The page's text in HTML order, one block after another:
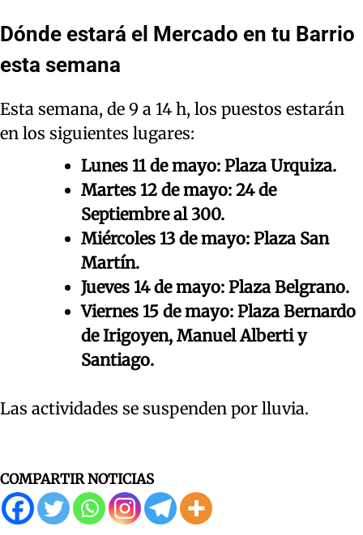
Dónde estará el Mercado en tu Barrio
esta semana
Esta semana, de 9 a 14 h, los puestos estarán
en los siguientes lugares:
Lunes 11 de mayo: Plaza Urquiza.
Martes 12 de mayo: 24 de
Septiembre al 300.
Miércoles 13 de mayo: Plaza San
Martín.
Jueves 14 de mayo: Plaza Belgrano.
Viernes 15 de mayo: Plaza Bernardo
de Irigoyen, Manuel Alberti y
Santiago.
Las actividades se suspenden por lluvia.
COMPARTIR NOTICIAS